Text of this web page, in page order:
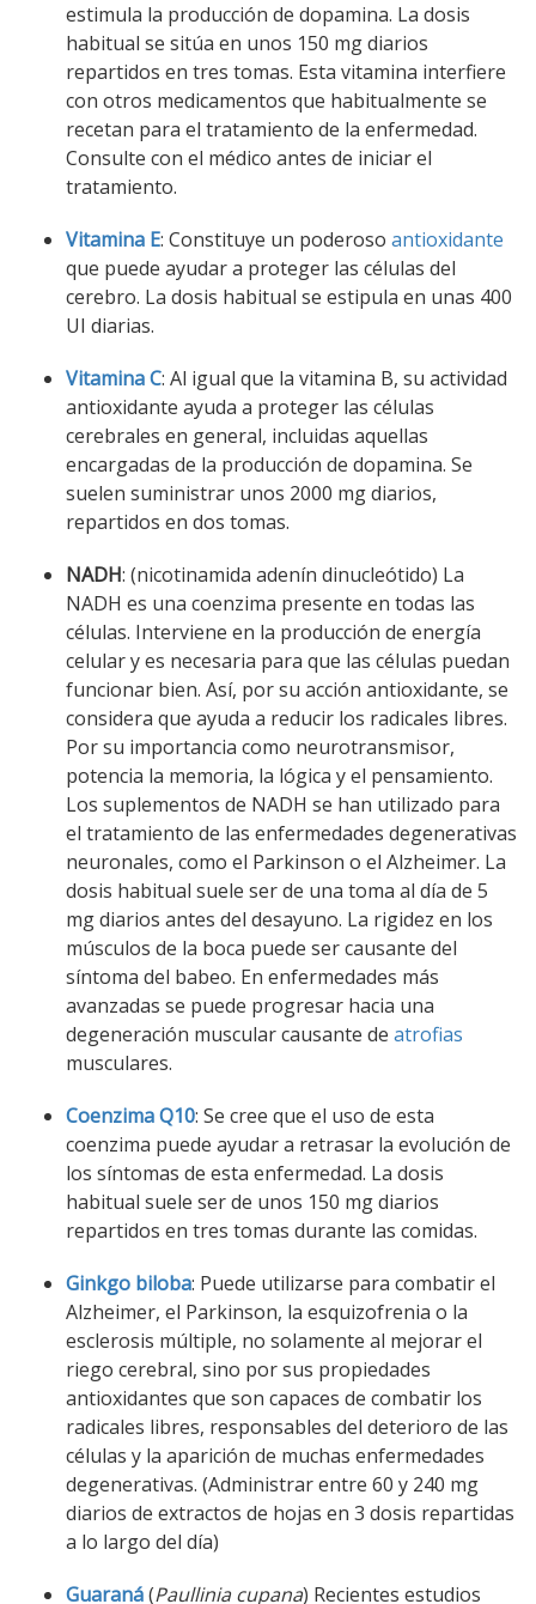
estimula la producción de dopamina. La dosis
habitual se sitúa en unos 150 mg diarios
repartidos en tres tomas. Esta vitamina interfiere
con otros medicamentos que habitualmente se
recetan para el tratamiento de la enfermedad.
Consulte con el médico antes de iniciar el
tratamiento.
Vitamina E: Constituye un poderoso antioxidante
que puede ayudar a proteger las células del
cerebro. La dosis habitual se estipula en unas 400
UI diarias.
Vitamina C: Al igual que la vitamina B, su actividad
antioxidante ayuda a proteger las células
cerebrales en general, incluidas aquellas
encargadas de la producción de dopamina. Se
suelen suministrar unos 2000 mg diarios,
repartidos en dos tomas.
NADH: (nicotinamida adenín dinucleótido) La
NADH es una coenzima presente en todas las
células. Interviene en la producción de energía
celular y es necesaria para que las células puedan
funcionar bien. Así, por su acción antioxidante, se
considera que ayuda a reducir los radicales libres.
Por su importancia como neurotransmisor,
potencia la memoria, la lógica y el pensamiento.
Los suplementos de NADH se han utilizado para
el tratamiento de las enfermedades degenerativas
neuronales, como el Parkinson o el Alzheimer. La
dosis habitual suele ser de una toma al día de 5
mg diarios antes del desayuno. La rigidez en los
músculos de la boca puede ser causante del
síntoma del babeo. En enfermedades más
avanzadas se puede progresar hacia una
degeneración muscular causante de atrofias
musculares.
Coenzima Q10: Se cree que el uso de esta
coenzima puede ayudar a retrasar la evolución de
los síntomas de esta enfermedad. La dosis
habitual suele ser de unos 150 mg diarios
repartidos en tres tomas durante las comidas.
Ginkgo biloba: Puede utilizarse para combatir el
Alzheimer, el Parkinson, la esquizofrenia o la
esclerosis múltiple, no solamente al mejorar el
riego cerebral, sino por sus propiedades
antioxidantes que son capaces de combatir los
radicales libres, responsables del deterioro de las
células y la aparición de muchas enfermedades
degenerativas. (Administrar entre 60 y 240 mg
diarios de extractos de hojas en 3 dosis repartidas
a lo largo del día)
Guaraná(Paullinia cupana) Recientes estudios